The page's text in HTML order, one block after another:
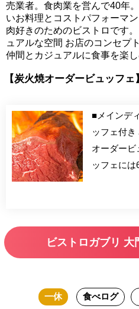
売業者。食肉業を営んで40年
いお料理とコストパフォーマ
肉好きのためのビストロです
ュアルな空間 お店のコンセプ
仲間とカジュアルに食事を楽し
【炭火焼オーダービュッフェ】
■メインデ
ッフェ付き 名物の炭火焼を心行くまで
オーダービ
ッフェに
間は75分
とのお食事
ビストロガブリ 大
一休 食べログ